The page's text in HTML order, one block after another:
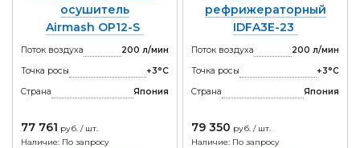
осушитель
Airmash OP12-S
Поток воздуха
200 л/мин
Точка росы
+3°С
Страна
Япония
77 761 руб. / шт.
Наличие: По запросу
рефрижераторный
IDFA3E-23
Поток воздуха
200 л/мин
Точка росы
+3°С
Страна
Япония
79 350 руб. / шт.
Наличие: По запросу